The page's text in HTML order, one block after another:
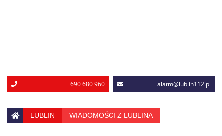
690 680 960 alarm@lublin112.pl
LUBLIN WIADOMOŚCI Z LUBLINA